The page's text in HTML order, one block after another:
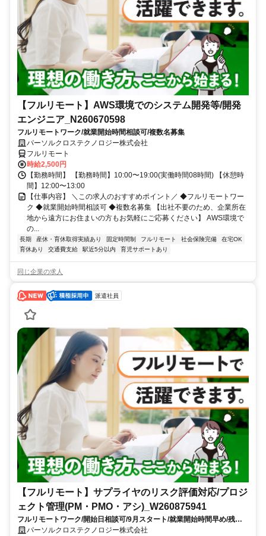
【フルリモート】AWS環境でのシステム開発等/開発
エンジニア_N260670598
フルリモートワーク/就業開始時間相談可/複数名募集
パーソルクロステクノロジー株式会社
フルリモート
時給2,500円
【勤務時間】 【勤務時間】10:00〜19:00(実働時間08時間) 【休憩時
間】12:00〜13:00
【仕事内容】 ＼この求人のおすすめポイント／ ◆フルリモートワー
ク ◆就業開始時間相談可 ◆複数名募集 【出社不要のため、企業所在
地から遠方にお住まいの方もお気軽にご応募ください】 AWS環境で
の...
長期 産休・育休取得実績あり 固定時間制 フルリモート 社会保険完備
在宅OK
育休あり
交通費支給 駅近5分以内 育児サポートあり
同じ企業の求人
派遣社員
【フルリモート】サプライヤのリスク評価対応/プロジ
ェクト管理(PM・PMO・アシ)_W260875941
フルリモートワーク/開始日相談可/9月スタート/就業開始時間早め/残業
少なめ（10時間以内）
パーソルクロステクノロジー株式会社